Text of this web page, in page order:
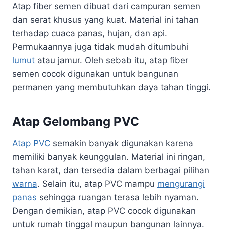
Atap fiber semen dibuat dari campuran semen
dan serat khusus yang kuat. Material ini tahan
terhadap cuaca panas, hujan, dan api.
Permukaannya juga tidak mudah ditumbuhi
lumut atau jamur. Oleh sebab itu, atap fiber
semen cocok digunakan untuk bangunan
permanen yang membutuhkan daya tahan tinggi.
Atap Gelombang PVC
Atap PVC semakin banyak digunakan karena
memiliki banyak keunggulan. Material ini ringan,
tahan karat, dan tersedia dalam berbagai pilihan
warna. Selain itu, atap PVC mampu mengurangi
panas sehingga ruangan terasa lebih nyaman.
Dengan demikian, atap PVC cocok digunakan
untuk rumah tinggal maupun bangunan lainnya.